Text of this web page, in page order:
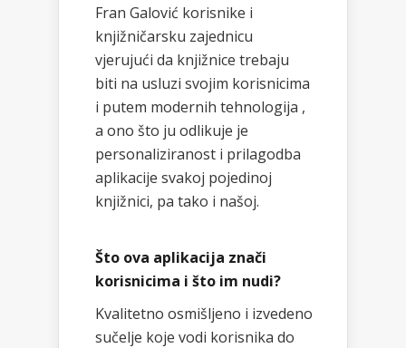
Fran Galović korisnike i
knjižničarsku zajednicu
vjerujući da knjižnice trebaju
biti na usluzi svojim korisnicima
i putem modernih tehnologija ,
a ono što ju odlikuje je
personaliziranost i prilagodba
aplikacije svakoj pojedinoj
knjižnici, pa tako i našoj.
Što ova aplikacija znači
korisnicima i što im nudi?
Kvalitetno osmišljeno i izvedeno
sučelje koje vodi korisnika do